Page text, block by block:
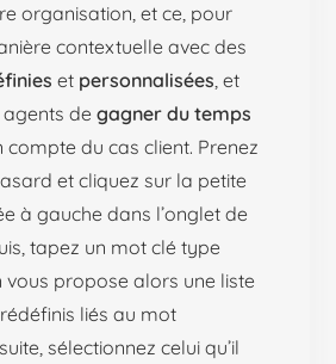
organisation, et ce, pour
contextuelle avec des
et personnalisées, et
agents degagner du temps
compte du cas client. Prenez
et cliquez sur la petite
à gauche dans l’onglet de
tapez un mot clé type
vous propose alors une liste
liés au mot
sélectionnez celui qu’il